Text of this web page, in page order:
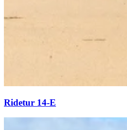
Ridetur 14-E